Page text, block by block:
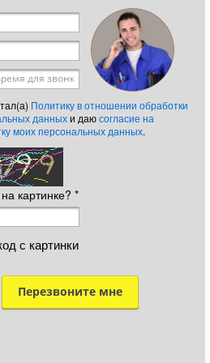
*
для звонка
Политику в отношении обработки
данныхи даюсогласие на
моих персональных данных.
картинке? *
с картинки